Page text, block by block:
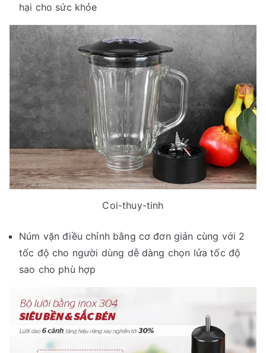
hại cho sức khỏe
Coi-thuy-tinh
Núm vặn điều chỉnh bằng cơ đơn giản cùng với 2
tốc độ cho người dùng dễ dàng chọn lửa tốc độ
sao cho phù hợp